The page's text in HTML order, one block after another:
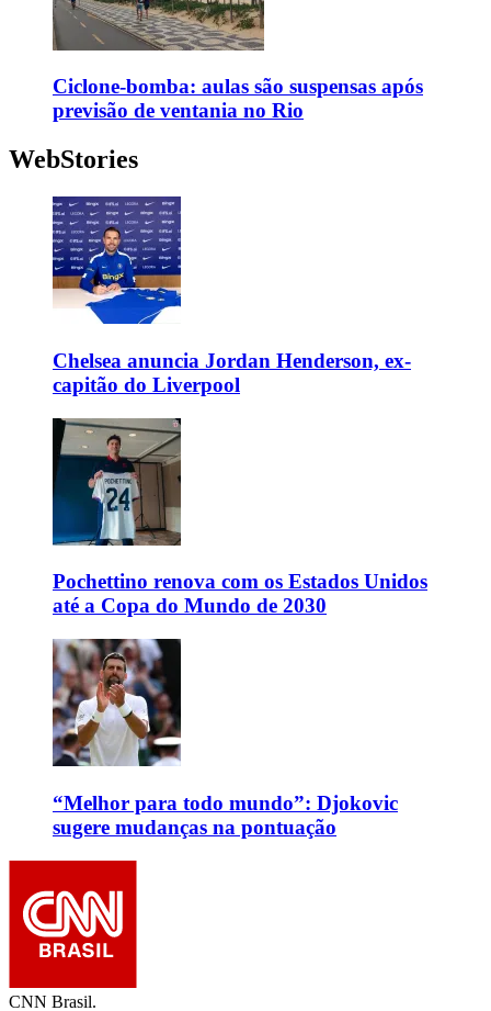
Ciclone-bomba: aulas são suspensas após
previsão de ventania no Rio
WebStories
Chelsea anuncia Jordan Henderson, ex-
capitão do Liverpool
Pochettino renova com os Estados Unidos
até a Copa do Mundo de 2030
“Melhor para todo mundo”: Djokovic
sugere mudanças na pontuação
CNN Brasil.